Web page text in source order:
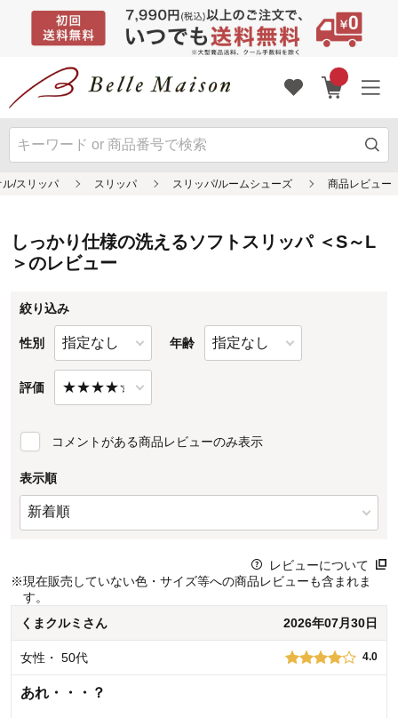
しっかり仕様の洗えるソフトスリッパ ＜S～L
＞のレビュー
絞り込み
性別 年齢
評価
コメントがある商品レビューのみ表示
表示順
レビューについて
※現在販売していない色・サイズ等への商品レビューも含まれま
す。
くまクルミ さん 2026年07月30日
女性 ・ 50代 4.0
あれ・・・？